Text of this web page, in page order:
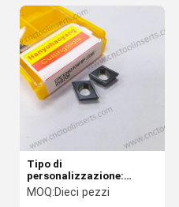
Tipo di
personalizzazione:
Standard Personalizzato
Lama EPEX080304FRP
MOQ:Dieci pezzi